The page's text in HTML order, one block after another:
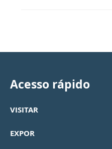
Acesso rápido
VISITAR
EXPOR